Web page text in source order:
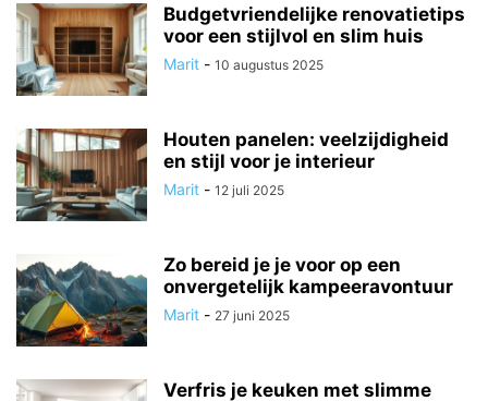
Budgetvriendelijke renovatietips
voor een stijlvol en slim huis
Marit - 10 augustus 2025
Houten panelen: veelzijdigheid
en stijl voor je interieur
Marit - 12 juli 2025
Zo bereid je je voor op een
onvergetelijk kampeeravontuur
Marit - 27 juni 2025
Verfris je keuken met slimme